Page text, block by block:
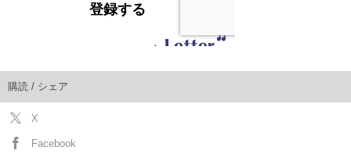
購読 / シェア
X
Facebook